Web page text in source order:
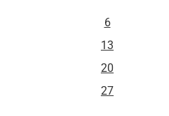
6
13
20
27